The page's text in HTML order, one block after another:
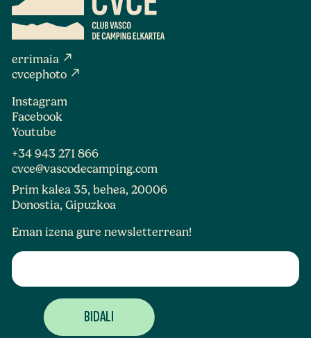
errimaia north_east
cvcephoto north_east
Instagram
Facebook
Youtube
+34 943 271 866
cvce@vascodecamping.com
Prim kalea 35, behea, 20006
Donostia, Gipuzkoa
Eman izena gure newsletterrean!